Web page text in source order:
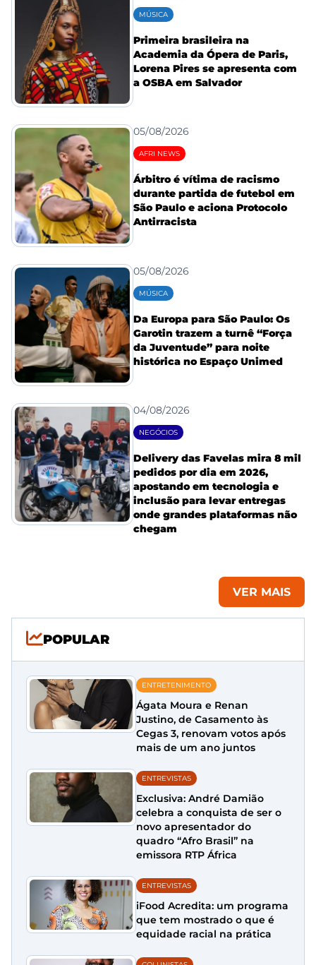
MÚSICA
Primeira brasileira na
Academia da Ópera de Paris,
Lorena Pires se apresenta com
a OSBA em Salvador
05/08/2026
AFRI NEWS
Árbitro é vítima de racismo
durante partida de futebol em
São Paulo e aciona Protocolo
Antirracista
05/08/2026
MÚSICA
Da Europa para São Paulo: Os
Garotin trazem a turnê “Força
da Juventude” para noite
histórica no Espaço Unimed
04/08/2026
NEGÓCIOS
Delivery das Favelas mira 8 mil
pedidos por dia em 2026,
apostando em tecnologia e
inclusão para levar entregas
onde grandes plataformas não
chegam
VER MAIS
POPULAR
ENTRETENIMENTO
Ágata Moura e Renan
Justino, de Casamento às
Cegas 3, renovam votos após
mais de um ano juntos
ENTREVISTAS
Exclusiva: André Damião
celebra a conquista de ser o
novo apresentador do
quadro “Afro Brasil” na
emissora RTP África
ENTREVISTAS
iFood Acredita: um programa
que tem mostrado o que é
equidade racial na prática